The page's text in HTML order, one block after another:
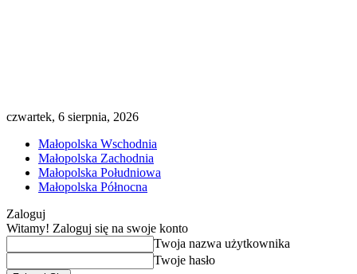
czwartek, 6 sierpnia, 2026
Małopolska Wschodnia
Małopolska Zachodnia
Małopolska Południowa
Małopolska Północna
Zaloguj
Witamy! Zaloguj się na swoje konto
Twoja nazwa użytkownika
Twoje hasło